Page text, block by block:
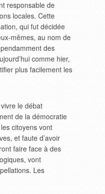
responsable de
locales. Cette
qui fut décidée
mêmes, au nom de
des
comme hier,
plus facilement les
le débat
de la démocratie
citoyens vont
et faute d’avoir
faire face à des
vont
Les